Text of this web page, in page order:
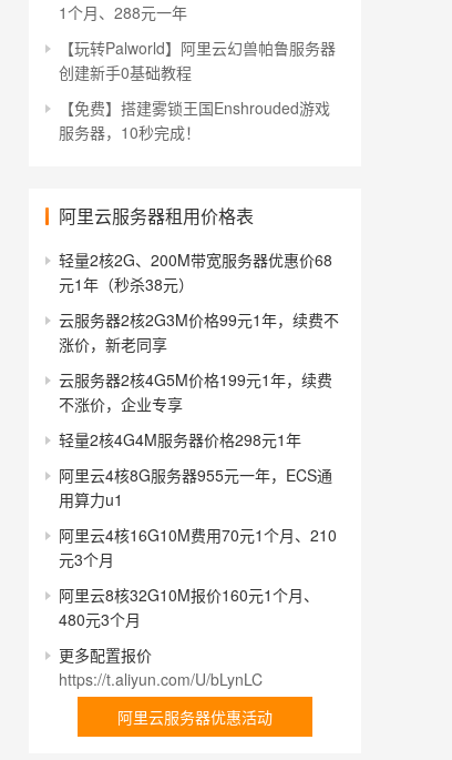
1个月、288元一年
【玩转Palworld】阿里云幻兽帕鲁服务器
创建新手0基础教程
【免费】搭建雾锁王国Enshrouded游戏
服务器，10秒完成！
阿里云服务器租用价格表
轻量2核2G、200M带宽服务器优惠价68
元1年（秒杀38元）
云服务器2核2G3M价格99元1年，续费不
涨价，新老同享
云服务器2核4G5M价格199元1年，续费
不涨价，企业专享
轻量2核4G4M服务器价格298元1年
阿里云4核8G服务器955元一年，ECS通
用算力u1
阿里云4核16G10M费用70元1个月、210
元3个月
阿里云8核32G10M报价160元1个月、
480元3个月
更多配置报价
https://t.aliyun.com/U/bLynLC
阿里云服务器优惠活动